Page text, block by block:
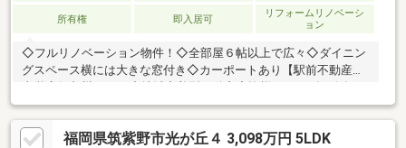
所有権 即入居可
リフォームリノベーシ
ョン
◇フルリノベーション物件！◇全部屋６帖以上で広々◇ダイニン
グスペース横には大きな窓付き◇カーポートあり【駅前不動産】
31周年。近隣店舗でのご対応、ご相談可能でございます(^^♪ま
た、他社様の物件もご紹介可能でございます！お気軽にお問い合
わせ下さいませ。
福岡県筑紫野市光が丘４ 3,098万円 5LDK